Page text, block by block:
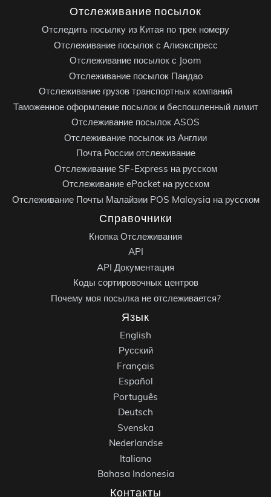
Отслеживание посылок
Отследить посылку из Китая по трек номеру
Отслеживание посылок с Алиэкспресс
Отслеживание посылок с Joom
Отслеживание посылок Пандао
Отслеживание грузов транспортных компаний
Таможенное оформление посылок и беспошленный лимит
Отслеживание посылок ASOS
Отслеживание посылок из Англии
Почта России отслеживание
Отслеживание SF-Express на русском
Отслеживание ePacket на русском
Отслеживание Почты Малайзии POS Malaysia на русском
Справочники
Кнопка Отслеживания
API
API Документация
Коды сортировочных центров
Почему моя посылка не отслеживается?
Язык
English
Русский
Français
Español
Português
Deutsch
Svenska
Nederlandse
Italiano
Bahasa Indonesia
Контакты